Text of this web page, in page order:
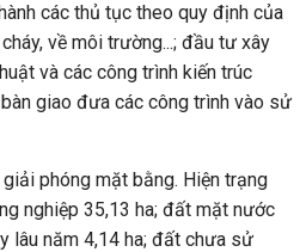
các thủ tục theo quy định của
về môi trường...; đầu tư xây
và các công trình kiến trúc
giao đưa các công trình vào sử
phóng mặt bằng. Hiện trạng
nghiệp 35,13 ha; đất mặt nước
lâu năm 4,14 ha; đất chưa sử